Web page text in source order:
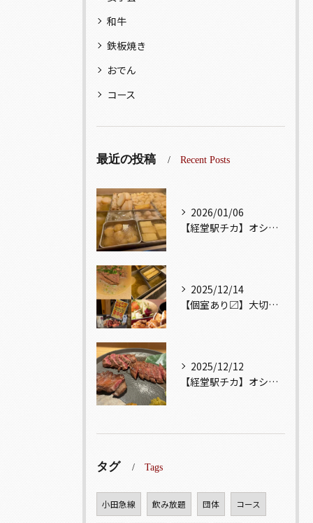
和牛
鉄板焼き
おでん
コース
最近の投稿 Recent Posts
2026/01/06
【経堂駅チカ】オシャレ居酒屋🏮出汁が美味しいおでんがオススメ...
2025/12/14
【個室あり〼】大切な記念日、お祝い事でのご来店ぜひお待ちして...
2025/12/12
【経堂駅チカ】オシャレ居酒屋🏮自慢のお肉が楽しめる🐃お得なコ...
タグ Tags
小田急線 飲み放題 団体 コース